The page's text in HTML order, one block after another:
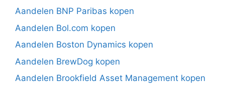
Aandelen BNP Paribas kopen
Aandelen Bol.com kopen
Aandelen Boston Dynamics kopen
Aandelen BrewDog kopen
Aandelen Brookfield Asset Management kopen